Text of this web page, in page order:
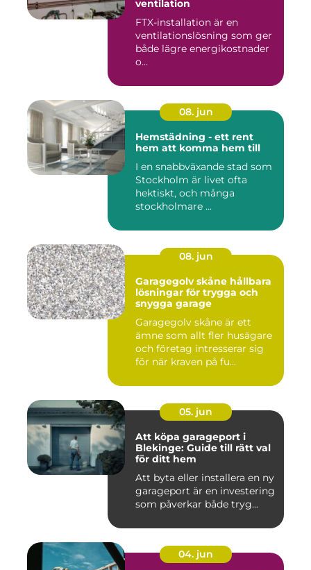
ventilation
FTX-installation är en
ventilationslösning som ger
både lägre energikostnader
o...
08. jun
Hemstädning - ett rent
hem att komma hem till
I en snabbväxande stad som
Stockholm är livet ofta
hektiskt, och många
stockholmare ...
08. jun
Garagegolv skåne hållbara
lösningar för trygga och
snygga garage
Garagegolv skåne är ett
ämne som allt fler husägare
och företag intresserar sig
för när kraven på fu...
05. jun
Att köpa garageport i
Blekinge: Guide till rätt val
för ditt hem
Att byta eller installera en ny
garageport är en investering
som påverkar både tryg...
04. jun